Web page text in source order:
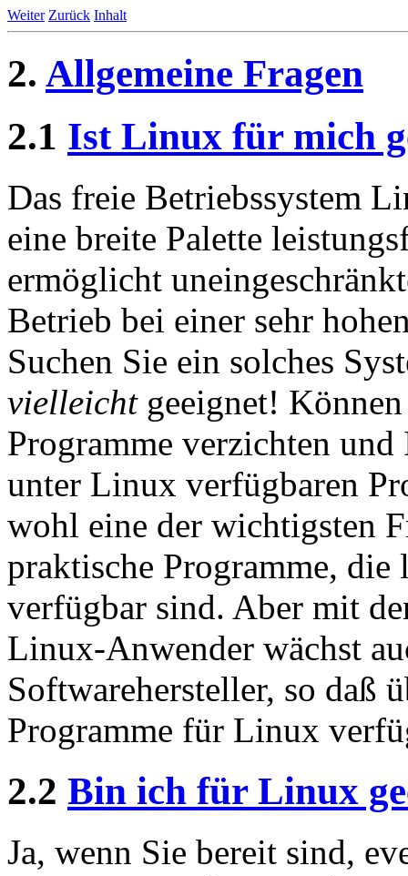
Weiter Zurück Inhalt
2. Allgemeine Fragen
2.1 Ist Linux für mich
Das freie Betriebssystem
eine breite Palette
ermöglicht
Betrieb bei einer sehr
Suchen Sie ein solches
vielleichtgeeignet!
Programme verzichten
unter Linux verfügbaren
wohl eine der wichtigsten
praktische Programme,
verfügbar sind. Aber mit
Linux-Anwender wächst
Softwarehersteller, so daß
Programme für Linux
2.2 Bin ich für Linux
Ja, wenn Sie bereit sind,